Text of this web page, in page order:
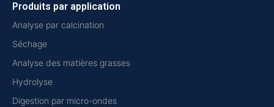
Produits par application
Analyse par calcination
Séchage
Analyse des matières grasses
Hydrolyse
Digestion par micro-ondes